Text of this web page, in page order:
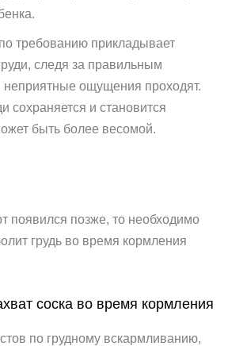
требованию прикладывает
следя за правильным
неприятные ощущения проходят.
сохраняется и становится
быть более весомой.
появился позже, то необходимо
грудь во время кормления
соска во время кормления
по грудному вскармливанию,